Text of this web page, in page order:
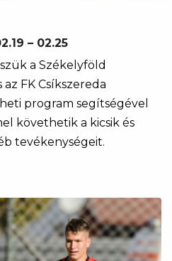
– 02.25
a Székelyföld
FK Csíkszereda
program segítségével
követhetik a kicsik és
tevékenységeit.